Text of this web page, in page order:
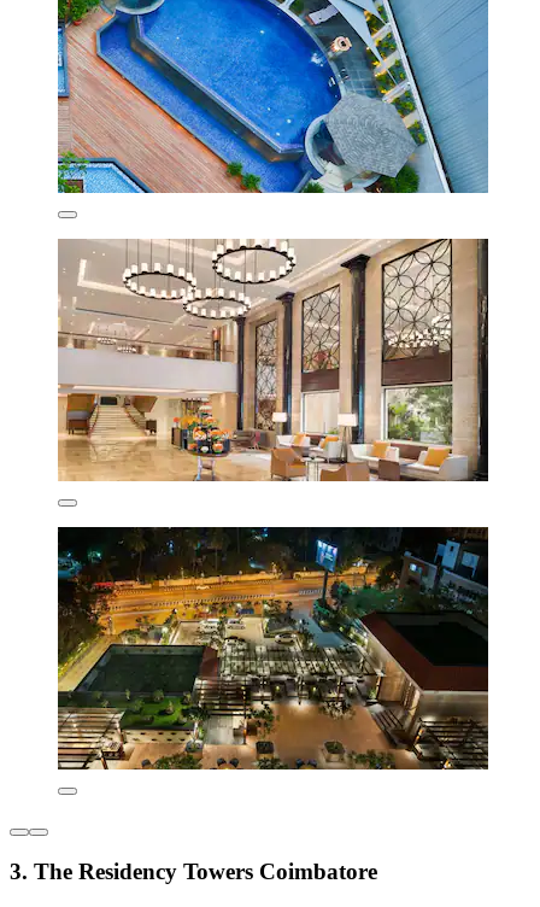
3. The Residency Towers Coimbatore